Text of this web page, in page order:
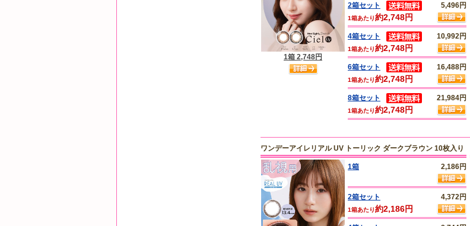
1箱 2,748円
2箱セット 5,496円
1箱あたり約2,748円
4箱セット 10,992円
1箱あたり約2,748円
6箱セット 16,488円
1箱あたり約2,748円
8箱セット 21,984円
1箱あたり約2,748円
ワンデーアイレリアル UV トーリック ダークブラウン 10枚入り
1箱 2,186円
2箱セット 4,372円
1箱あたり約2,186円